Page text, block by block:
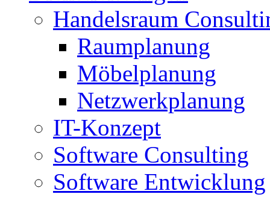
Handelsraum
Raumplanung
Möbelplanung
Netzwerkplanung
IT-Konzept
Software Consulting
Software Entwicklung